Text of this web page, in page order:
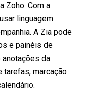
Zoho. Com a
linguagem
A Zia pode
e painéis de
anotações da
tarefas, marcação